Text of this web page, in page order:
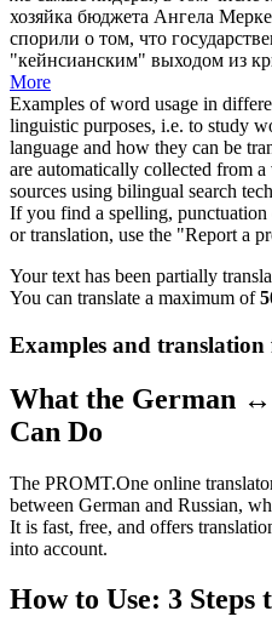
хозяйка бюджета Ангела
спорили о том, что
"кейнсианским" выходом из
More
Examples of word usage in
linguistic purposes, i.e. to study
language and how they can be
are automatically collected from
sources using bilingual search
If you find a spelling,
or translation, use the "Report a
Your text has been partially
You can translate a maximum of
Examples and translation
What the German
Can Do
The PROMT.One online
between German and Russian,
It is fast, free, and offers
into account.
How to Use: 3 Steps